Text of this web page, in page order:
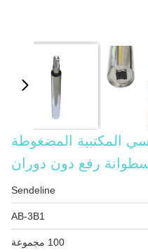
المكتبية المضغوطة
أسطوانة رفع دون دوران
Sendeline
AB-3B1
100 مجموعة